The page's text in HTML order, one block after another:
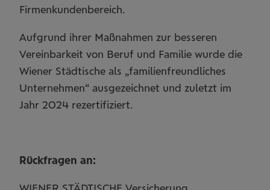
Firmenkundenbereich.
Aufgrund ihrer Maßnahmen zur besseren
Vereinbarkeit von Beruf und Familie wurde die
Wiener Städtische als „familienfreundliches
Unternehmen“ ausgezeichnet und zuletzt im
Jahr 2024 rezertifiziert.
Rückfragen an: